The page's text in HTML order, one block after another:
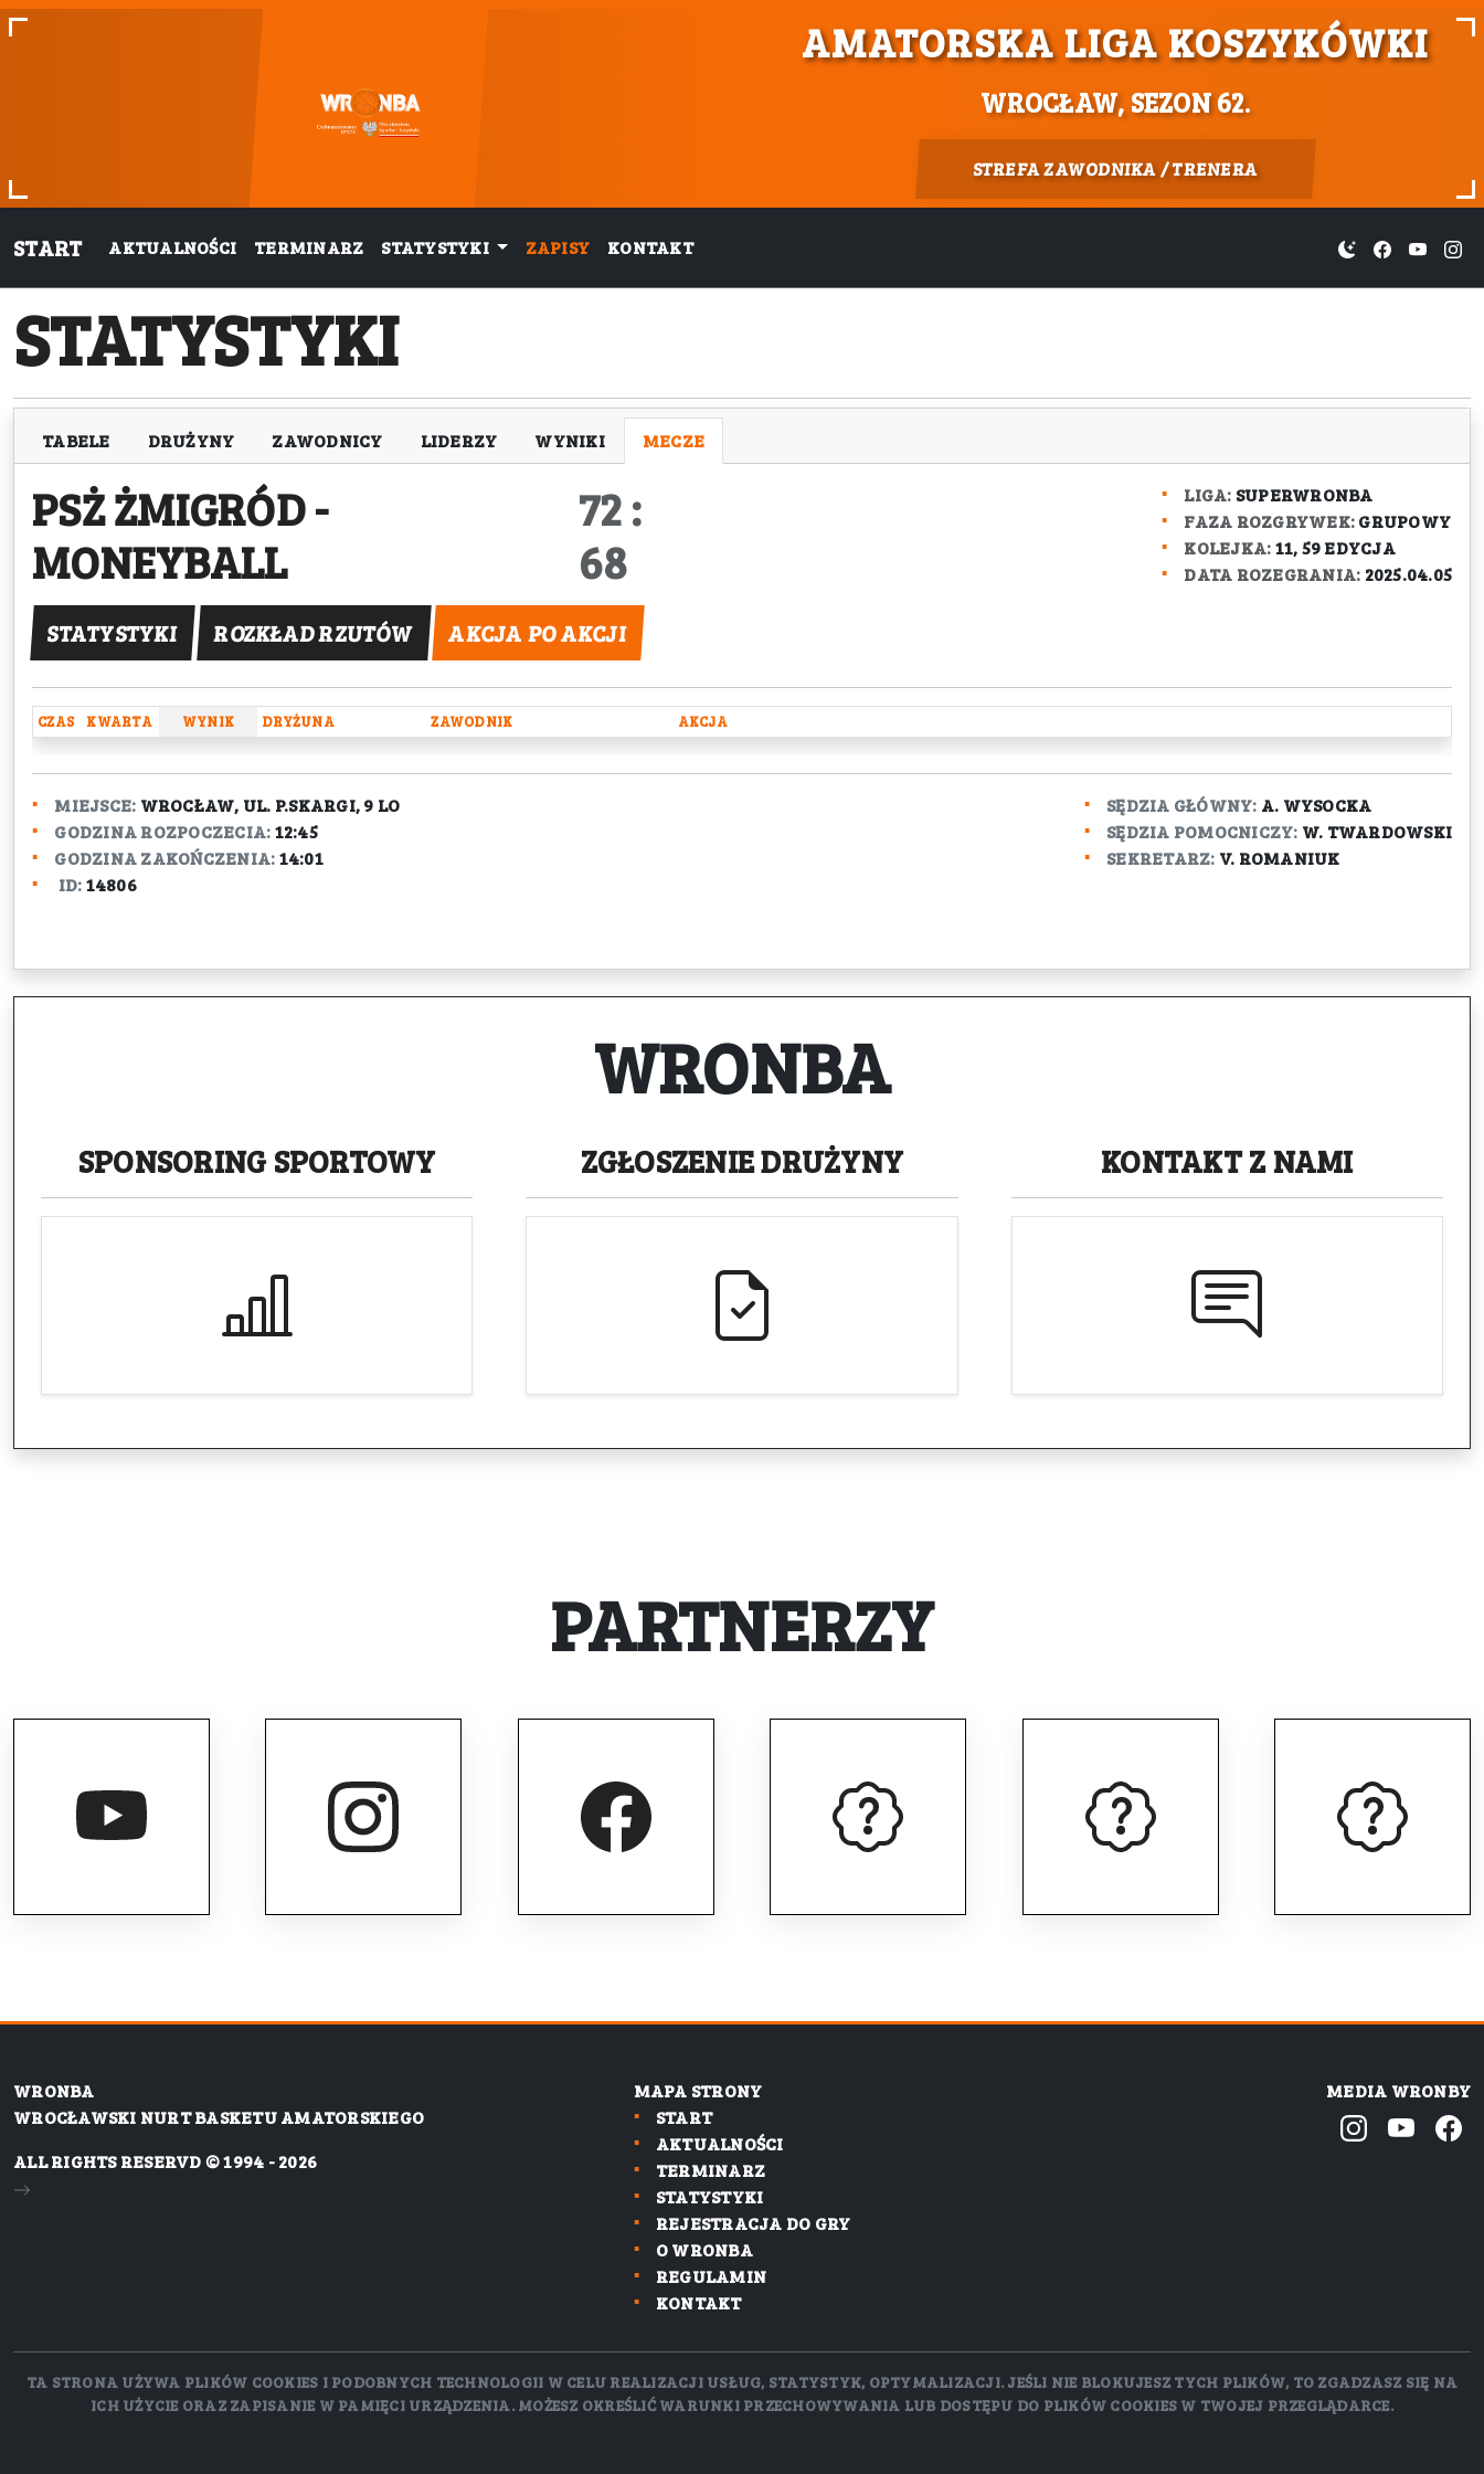
AMATORSKA LIGA KOSZYKÓWKI
WROCŁAW, SEZON 62.
STREFA ZAWODNIKA / TRENERA
START AKTUALNOŚCI TERMINARZ STATYSTYKI ZAPISY KONTAKT
STATYSTYKI
TABELE DRUŻYNY ZAWODNICY LIDERZY WYNIKI MECZE
PSŻ ŻMIGRÓD-
MONEYBALL
72 :
68
STATYSTYKI ROZKŁAD RZUTÓW AKCJA PO AKCJI
LIGA: SUPERWRONBA
FAZA ROZGRYWEK:GRUPOWY
KOLEJKA:11, 59 EDYCJA
DATA ROZEGRANIA: 2025.04.05
CZAS KWARTA WYNIK DRYŻUNA ZAWODNIK AKCJA
MIEJSCE: WROCŁAW, UL. P.SKARGI, 9 LO
GODZINA ROZPOCZECIA:12:45
GODZINA ZAKOŃCZENIA:14:01
ID:14806
SĘDZIA GŁÓWNY: A. WYSOCKA
SĘDZIA POMOCNICZY: W. TWARDOWSKI
SEKRETARZ: V. ROMANIUK
WRONBA
SPONSORINGSPORTOWY ZGŁOSZENIEDRUŻYNY KONTAKTZ NAMI
PARTNERZY
WRONBA
WROCŁAWSKI NURT BASKETU AMATORSKIEGO
ALL RIGHTS RESERVD © 1994 - 2026
MAPA STRONY
START
AKTUALNOŚCI
TERMINARZ
STATYSTYKI
REJESTRACJA DO GRY
O WRONBA
REGULAMIN
KONTAKT
MEDIA WRONBY
TA STRONA UŻYWA PLIKÓW COOKIES I PODOBNYCH TECHNOLOGII W CELU REALIZACJI USŁUG, STATYSTYK, OPTYMALIZACJI. JEŚLI NIE BLOKUJESZ TYCH PLIKÓW, TO ZGADZASZ SIĘ NA
ICH UŻYCIE ORAZ ZAPISANIE W PAMIĘCI URZĄDZENIA. MOŻESZ OKREŚLIĆ WARUNKI PRZECHOWYWANIA LUB DOSTĘPU DO PLIKÓW COOKIES W TWOJEJ PRZEGLĄDARCE.